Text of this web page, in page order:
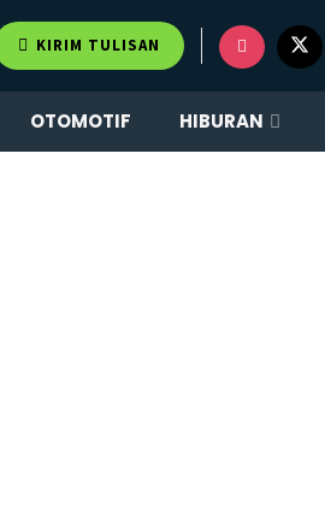
KIRIM TULISAN
OTOMOTIF HIBURAN